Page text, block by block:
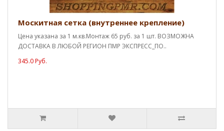
Москитная сетка (внутреннее крепление)
Цена указана за 1 м.кв.Монтаж 65 руб. за 1 шт. ВОЗМОЖНА
ДОСТАВКА В ЛЮБОЙ РЕГИОН ПМР ЭКСПРЕСС_ПО..
345.0 Руб.